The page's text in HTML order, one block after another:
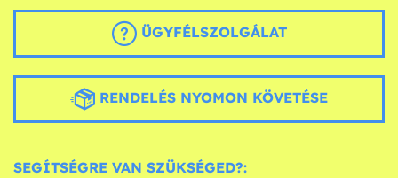
ÜGYFÉLSZOLGÁLAT
RENDELÉS NYOMON KÖVETÉSE
SEGÍTSÉGRE VAN SZÜKSÉGED?: